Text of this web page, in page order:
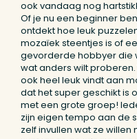
ook vandaag nog
Of je nu een beginner
ontdekt hoe leuk
mozaïek steentjes is of
gevorderde hobbyer die
wat anders wilt proberen.
ook heel leuk vindt aan
dat het super geschikt is
met een grote groep!
zijn eigen tempo aan de
zelf invullen wat ze willen